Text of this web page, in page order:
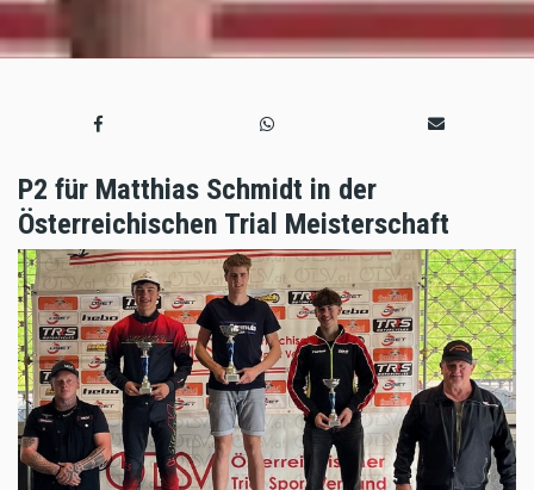
P2 für Matthias Schmidt in der
Österreichischen Trial Meisterschaft